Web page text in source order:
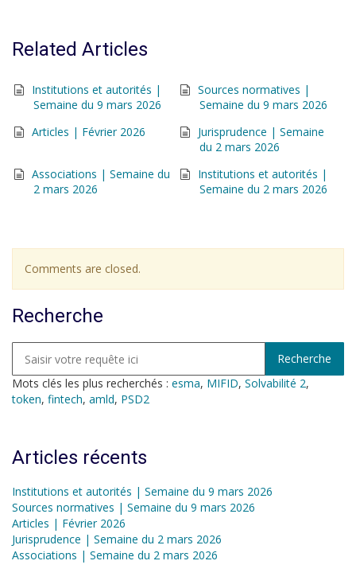
Related Articles
Institutions et autorités |
Semaine du 9 mars 2026
Sources normatives |
Semaine du 9 mars 2026
Articles | Février 2026
Jurisprudence | Semaine
du 2 mars 2026
Associations | Semaine du
2 mars 2026
Institutions et autorités |
Semaine du 2 mars 2026
Comments are closed.
Recherche
Mots clés les plus recherchés : esma, MIFID, Solvabilité 2,
token, fintech, amld, PSD2
Articles récents
Institutions et autorités | Semaine du 9 mars 2026
Sources normatives | Semaine du 9 mars 2026
Articles | Février 2026
Jurisprudence | Semaine du 2 mars 2026
Associations | Semaine du 2 mars 2026